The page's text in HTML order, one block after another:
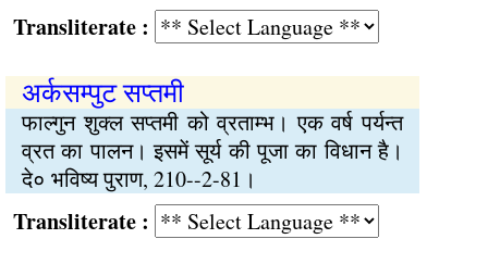
:
अर्कसम्पुट सप्तमी
फाल्गुन शुक्ल सप्तमी को व्रताम्भ। एक वर्ष पर्यन्त
व्रत का पालन। इसमें सूर्य की पूजा का विधान है।
दे० भविष्य पुराण, 210--2-81।
: